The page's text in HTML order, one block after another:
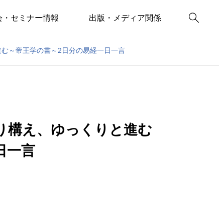
・セミナー情報 出版・メディア関係 
～帝王学の書～2日分の易経一日一言
構え、ゆっくりと進む
一言